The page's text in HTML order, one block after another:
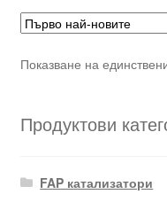
Показване на
Продуктови
FAP катализатори